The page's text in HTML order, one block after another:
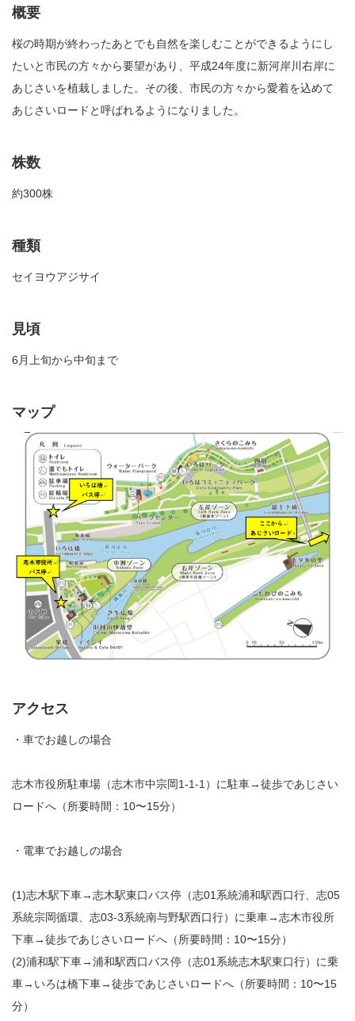
概要
桜の時期が終わったあとでも自然を楽しむことができるようにし
たいと市民の方々から要望があり、平成24年度に新河岸川右岸に
あじさいを植栽しました。その後、市民の方々から愛着を込めて
あじさいロードと呼ばれるようになりました。
株数
約300株
種類
セイヨウアジサイ
見頃
6月上旬から中旬まで
マップ
アクセス
・車でお越しの場合
志木市役所駐車場（志木市中宗岡1-1-1）に駐車→徒歩であじさい
ロードへ（所要時間：10〜15分）
・電車でお越しの場合
(1)志木駅下車→志木駅東口バス停（志01系統浦和駅西口行、志05
系統宗岡循環、志03-3系統南与野駅西口行）に乗車→志木市役所
下車→徒歩であじさいロードへ（所要時間：10〜15分）
(2)浦和駅下車→浦和駅西口バス停（志01系統志木駅東口行）に乗
車→いろは橋下車→徒歩であじさいロードへ（所要時間：10〜15
分）